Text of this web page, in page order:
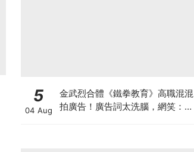
5
04 Aug
金武烈合體《鐵拳教育》高職混混
拍廣告！廣告詞太洗腦，網笑：像